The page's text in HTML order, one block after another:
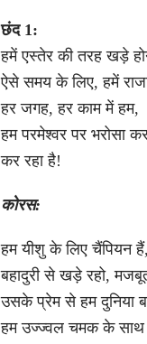
छंद 1:
हमें एस्तेर की तरह खड़े
ऐसे समय के लिए, हमें राजा
हर जगह, हर काम में हम,
हम परमेश्वर पर भरोसा
कर रहा है!
कोरस:
हम यीशु के लिए चैंपियन हैं,
बहादुरी से खड़े रहो,
उसके प्रेम से हम दुनिया
हम उज्ज्वल चमक के